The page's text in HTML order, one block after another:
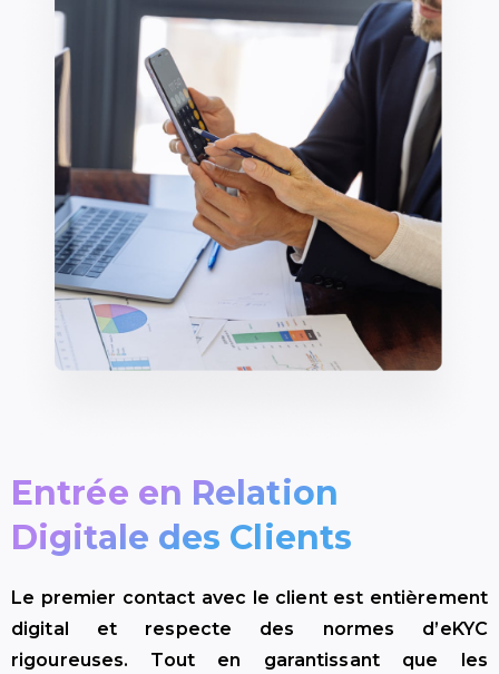
Entrée en Relation
Digitale des Clients
Le premier contact avec le client est entièrement
digital et respecte des normes d’eKYC
rigoureuses. Tout en garantissant que les